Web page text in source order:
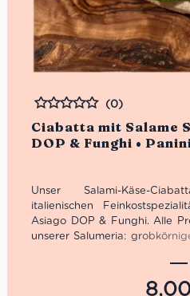
Ciabatta mit Salame
DOP & Funghi •
Bewertet
(0)
Unser Salami-Käse-
italienischen
Asiago DOP & Funghi. Alle
unserer Salumeria:
säuerlichen Note aus reiner
Um das Ciabatta mit Salame